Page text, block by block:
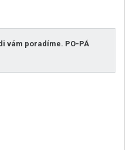
vám poradíme. PO-PÁ